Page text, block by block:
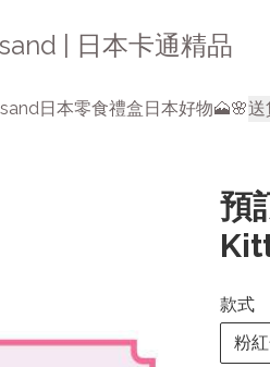
| 日本卡通精品
日本零食禮盒日本好物🗻🌸送
預
款式
粉